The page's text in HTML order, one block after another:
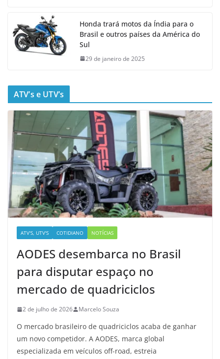
Honda trará motos da Índia para o
Brasil e outros países da América do
Sul
29 de janeiro de 2025
ATV’s e UTV’s
ATV'S, UTV'S COTIDIANO NOTÍCIAS
AODES desembarca no Brasil
para disputar espaço no
mercado de quadriciclos
2 de julho de 2026 Marcelo Souza
O mercado brasileiro de quadriciclos acaba de ganhar
um novo competidor. A AODES, marca global
especializada em veículos off-road, estreia